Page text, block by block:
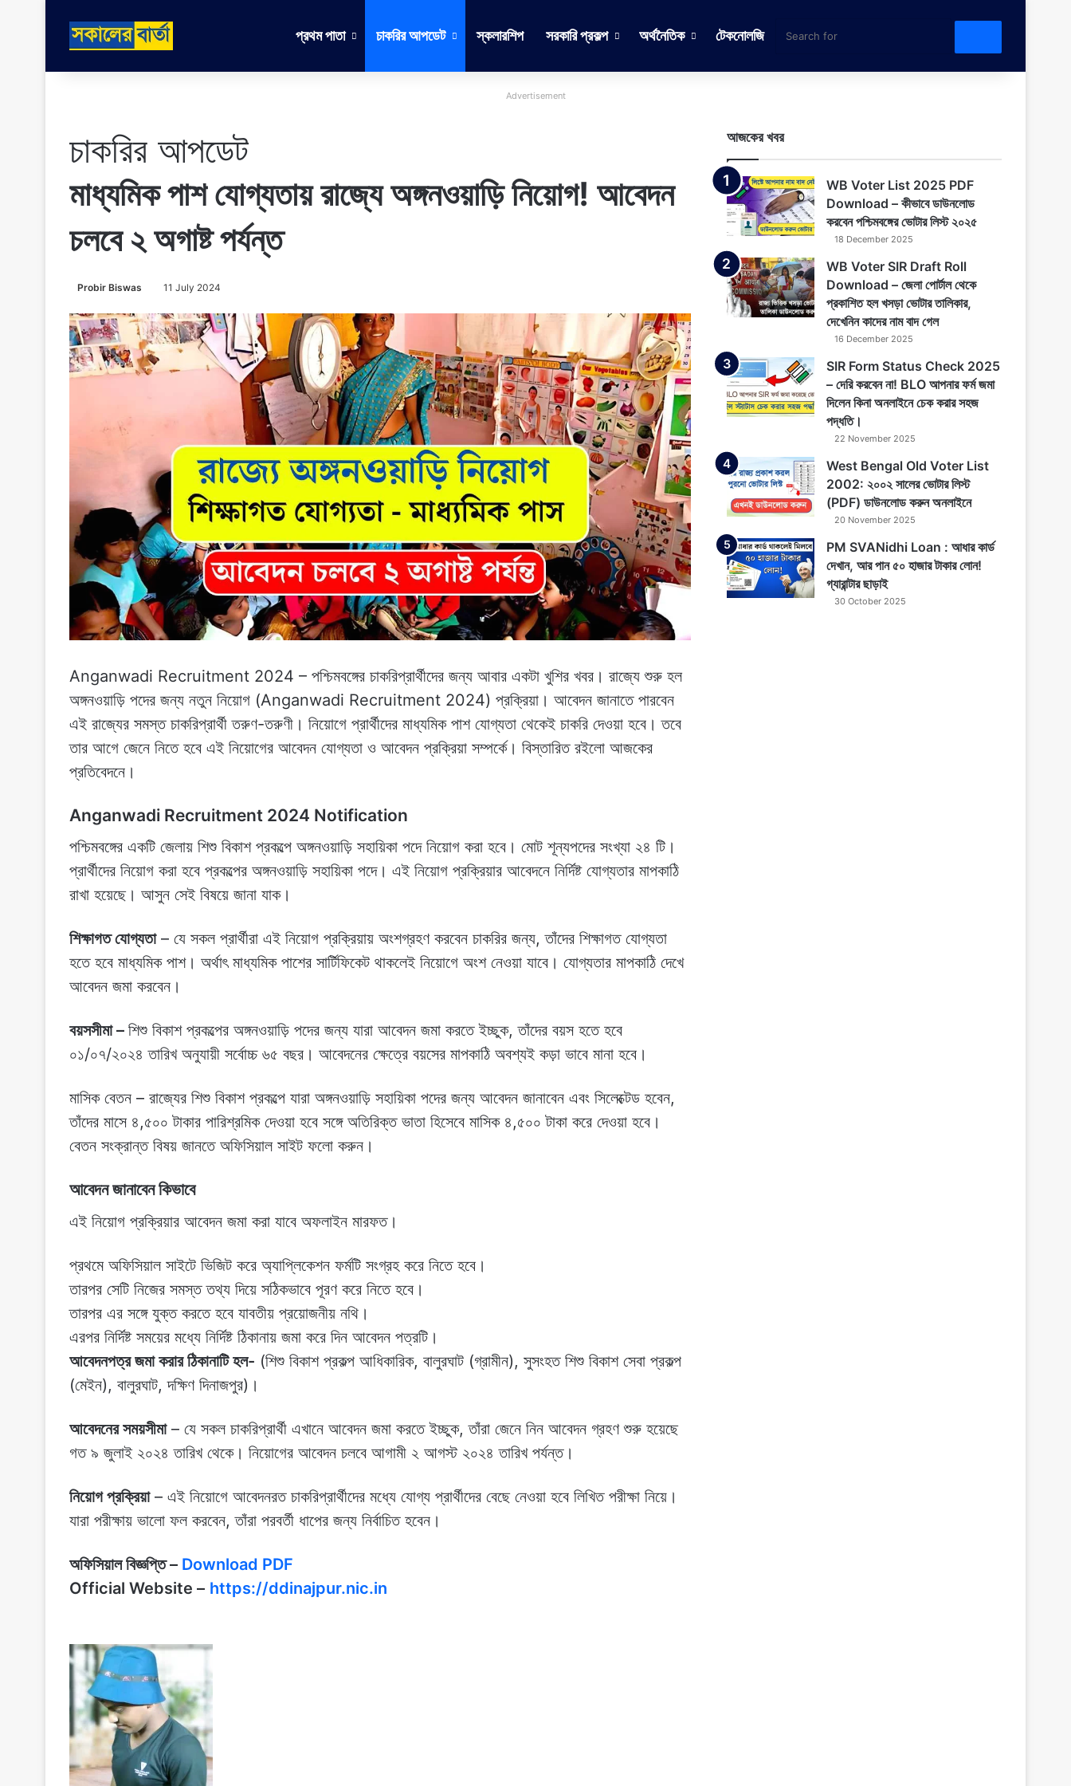
প্রথম পাতা চাকরির আপডেট স্কলারশিপ সরকারি প্রকল্প অর্থনৈতিক টেকনোলজি
Search
for
Advertisement
চাকরির আপডেট
মাধ্যমিক পাশ যোগ্যতায় রাজ্যে অঙ্গনওয়াড়ি নিয়োগ! আবেদন
চলবে ২ অগাষ্ট পর্যন্ত
Probir Biswas 11 July 2024
Anganwadi Recruitment 2024 – পশ্চিমবঙ্গের চাকরিপ্রার্থীদের জন্য আবার একটা খুশির খবর। রাজ্যে শুরু হল
অঙ্গনওয়াড়ি পদের জন্য নতুন নিয়োগ (Anganwadi Recruitment 2024) প্রক্রিয়া। আবেদন জানাতে পারবেন
এই রাজ্যের সমস্ত চাকরিপ্রার্থী তরুণ-তরুণী। নিয়োগে প্রার্থীদের মাধ্যমিক পাশ যোগ্যতা থেকেই চাকরি দেওয়া হবে। তবে
তার আগে জেনে নিতে হবে এই নিয়োগের আবেদন যোগ্যতা ও আবেদন প্রক্রিয়া সম্পর্কে। বিস্তারিত রইলো আজকের
প্রতিবেদনে।
Anganwadi Recruitment 2024 Notification
পশ্চিমবঙ্গের একটি জেলায় শিশু বিকাশ প্রকল্পে অঙ্গনওয়াড়ি সহায়িকা পদে নিয়োগ করা হবে। মোট শূন্যপদের সংখ্যা ২৪ টি।‌
প্রার্থীদের নিয়োগ করা হবে প্রকল্পের অঙ্গনওয়াড়ি সহায়িকা পদে। এই নিয়োগ প্রক্রিয়ার আবেদনে নির্দিষ্ট যোগ্যতার মাপকাঠি
রাখা হয়েছে। আসুন সেই বিষয়ে জানা যাক।
শিক্ষাগত যোগ্যতা– যে সকল প্রার্থীরা এই নিয়োগ প্রক্রিয়ায় অংশগ্রহণ করবেন চাকরির জন্য, তাঁদের শিক্ষাগত যোগ্যতা
হতে হবে মাধ্যমিক পাশ। অর্থাৎ মাধ্যমিক পাশের সার্টিফিকেট থাকলেই নিয়োগে অংশ নেওয়া যাবে। যোগ্যতার মাপকাঠি দেখে
আবেদন জমা করবেন।
বয়সসীমা – শিশু বিকাশ প্রকল্পের অঙ্গনওয়াড়ি পদের জন্য যারা আবেদন জমা করতে ইচ্ছুক, তাঁদের বয়স হতে হবে
০১/০৭/২০২৪ তারিখ অনুযায়ী সর্বোচ্চ ৬৫ বছর। আবেদনের ক্ষেত্রে বয়সের মাপকাঠি অবশ্যই কড়া ভাবে মানা হবে।
মাসিক বেতন – রাজ্যের শিশু বিকাশ প্রকল্পে যারা অঙ্গনওয়াড়ি সহায়িকা পদের জন্য আবেদন জানাবেন এবং সিলেক্টেড হবেন,
তাঁদের মাসে ৪,৫০০ টাকার পারিশ্রমিক দেওয়া হবে সঙ্গে অতিরিক্ত ভাতা হিসেবে মাসিক ৪,৫০০ টাকা করে দেওয়া হবে।
বেতন সংক্রান্ত বিষয় জানতে অফিসিয়াল সাইট ফলো করুন। ‌
আবেদন জানাবেন কিভাবে
এই নিয়োগ প্রক্রিয়ার আবেদন জমা করা যাবে অফলাইন মারফত।
প্রথমে অফিসিয়াল সাইটে ভিজিট করে অ্যাপ্লিকেশন ফর্মটি সংগ্রহ করে নিতে হবে।
তারপর সেটি নিজের সমস্ত তথ্য দিয়ে সঠিকভাবে পূরণ করে নিতে হবে।
তারপর এর সঙ্গে যুক্ত করতে হবে যাবতীয় প্রয়োজনীয় নথি।
এরপর নির্দিষ্ট সময়ের মধ্যে নির্দিষ্ট ঠিকানায় জমা করে দিন আবেদন পত্রটি।
আবেদনপত্র জমা করার ঠিকানাটি হল- (শিশু বিকাশ প্রকল্প আধিকারিক, বালুরঘাট (গ্রামীন), সুসংহত শিশু বিকাশ সেবা প্রকল্প
(মেইন), বালুরঘাট, দক্ষিণ দিনাজপুর)।
আবেদনের সময়সীমা– যে সকল চাকরিপ্রার্থী এখানে আবেদন জমা করতে ইচ্ছুক, তাঁরা জেনে নিন আবেদন গ্রহণ শুরু হয়েছে
গত ৯ জুলাই‌ ২০২৪ তারিখ থেকে। নিয়োগের আবেদন চলবে আগামী ২ আগস্ট ২০২৪ তারিখ পর্যন্ত।
নিয়োগ প্রক্রিয়া– এই নিয়োগে আবেদনরত চাকরিপ্রার্থীদের মধ্যে যোগ্য প্রার্থীদের বেছে নেওয়া হবে লিখিত পরীক্ষা নিয়ে।‌
যারা পরীক্ষায় ভালো ফল করবেন, তাঁরা পরবর্তী ধাপের জন্য নির্বাচিত হবেন।
অফিসিয়াল বিজ্ঞপ্তি– Download PDF
Official Website – https://ddinajpur.nic.in
আজকের খবর
WB Voter List 2025 PDF
Download – কীভাবে ডাউনলোড
করবেন পশ্চিমবঙ্গের ভোটার লিস্ট ২০২৫
18 December 2025
WB Voter SIR Draft Roll
Download – জেলা পোর্টাল থেকে
প্রকাশিত হল খসড়া ভোটার তালিকার,
দেখেনিন কাদের নাম বাদ গেল
16 December 2025
SIR Form Status Check 2025
– দেরি করবেন না! BLO আপনার ফর্ম জমা
দিলেন কিনা অনলাইনে চেক করার সহজ
পদ্ধতি।
22 November 2025
West Bengal Old Voter List
2002: ২০০২ সালের ভোটার লিস্ট
(PDF) ডাউনলোড করুন অনলাইনে
20 November 2025
PM SVANidhi Loan : আধার কার্ড
দেখান, আর পান ৫০ হাজার টাকার লোন!
গ্যারান্টার ছাড়াই
30 October 2025